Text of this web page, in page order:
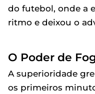
do futebol, onde a
ritmo e deixou o
O Poder de
A superioridade
os primeiros